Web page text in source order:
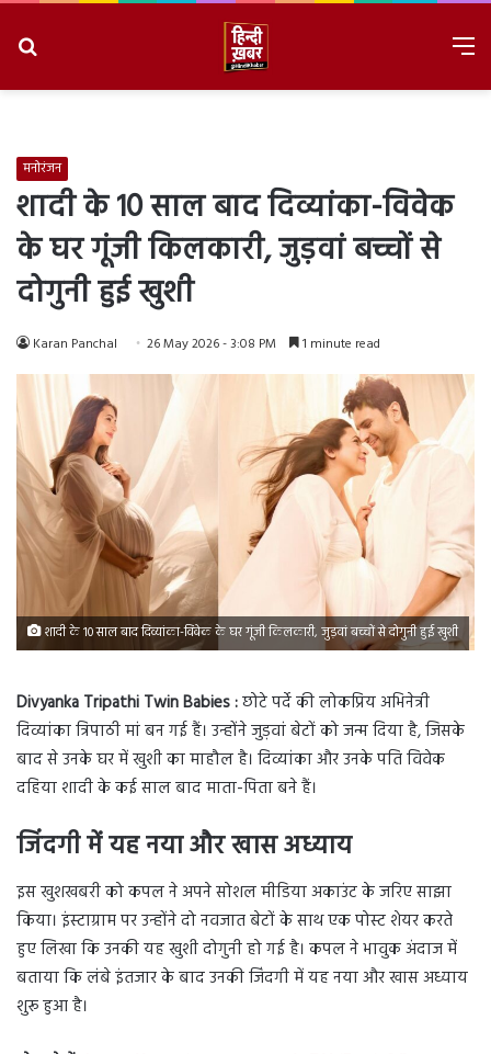
मनोरंजन
शादी के 10 साल बाद दिव्यांका-विवेक
के घर गूंजी किलकारी, जुड़वां बच्चों से
दोगुनी हुई खुशी
Karan Panchal 26 May 2026 - 3:08 PM 1 minute read
शादी के 10 साल बाद दिव्यांका-विवेक के घर गूंजी किलकारी, जुड़वां बच्चों से दोगुनी हुई खुशी
Divyanka Tripathi Twin Babies :छोटे पर्दे की लोकप्रिय अभिनेत्री
दिव्यांका त्रिपाठी मां बन गई हैं। उन्होंने जुड़वां बेटों को जन्म दिया है, जिसके
बाद से उनके घर में खुशी का माहौल है। दिव्यांका और उनके पति विवेक
दहिया शादी के कई साल बाद माता-पिता बने हैं।
जिंदगी में यह नया और खास अध्याय
इस खुशखबरी को कपल ने अपने सोशल मीडिया अकाउंट के जरिए साझा
किया। इंस्टाग्राम पर उन्होंने दो नवजात बेटों के साथ एक पोस्ट शेयर करते
हुए लिखा कि उनकी यह खुशी दोगुनी हो गई है। कपल ने भावुक अंदाज में
बताया कि लंबे इंतजार के बाद उनकी जिंदगी में यह नया और खास अध्याय
शुरू हुआ है।